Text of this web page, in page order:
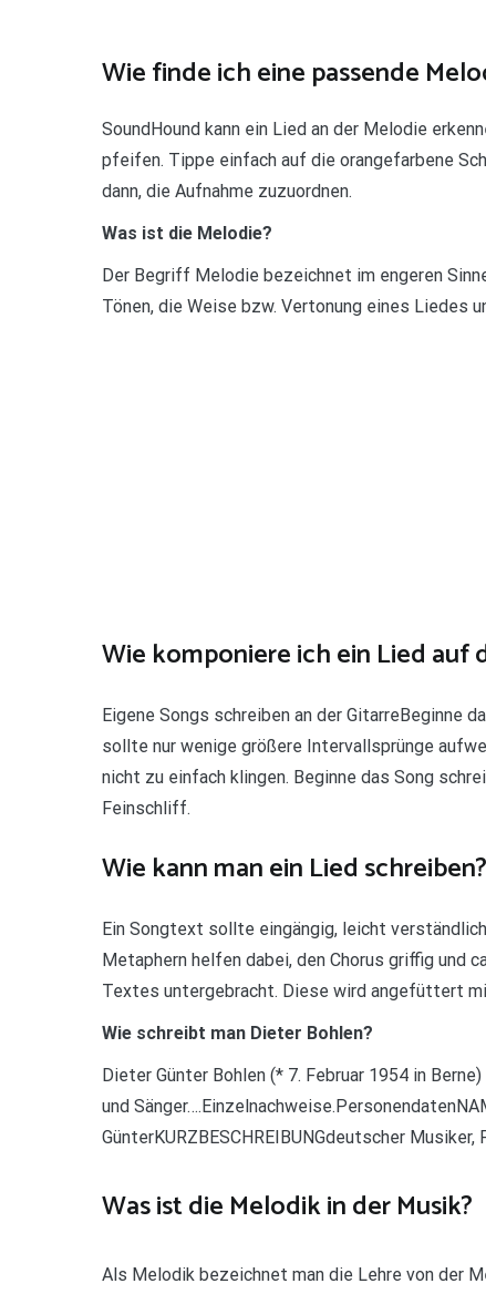
Wie finde ich eine passende
SoundHound kann ein Lied an der Melodie
pfeifen. Tippe einfach auf die orangefarbene
dann, die Aufnahme zuzuordnen.
Was ist die Melodie?
Der Begriff Melodie bezeichnet im engeren
Tönen, die Weise bzw. Vertonung eines Liedes
Wie komponiere ich ein Lied auf
Eigene Songs schreiben an der GitarreBeginne
sollte nur wenige größere Intervallsprünge
nicht zu einfach klingen. Beginne das Song
Feinschliff.
Wie kann man ein Lied schreiben?
Ein Songtext sollte eingängig, leicht
Metaphern helfen dabei, den Chorus griffig und
Textes untergebracht. Diese wird angefüttert
Wie schreibt man Dieter Bohlen?
Dieter Günter Bohlen (* 7. Februar 1954 in
und
GünterKURZBESCHREIBUNGdeutscher
Was ist die Melodik in der Musik?
Als Melodik bezeichnet man die Lehre von der